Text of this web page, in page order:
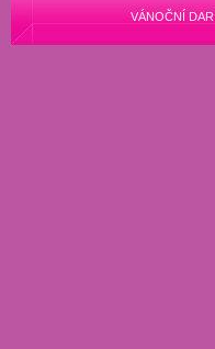
VÁNOČNÍ DAR